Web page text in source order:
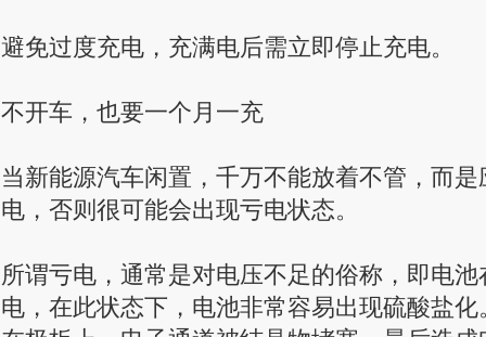
避免过度充电，充满电后需立即停止充电。
不开车，也要一个月一充
当新能源汽车闲置，千万不能放着不管，而
电，否则很可能会出现亏电状态。
所谓亏电，通常是对电压不足的俗称，即电
电，在此状态下，电池非常容易出现硫酸盐